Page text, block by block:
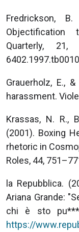
Fredrickson,
Objectification
Quarterly, 21,
Grauerholz, E.,
harassment.
Krassas, N. R.,
(2001). Boxing
rhetoric in
Roles, 44,
la Repubblica.
Ariana Grande:
chi è sto
https://